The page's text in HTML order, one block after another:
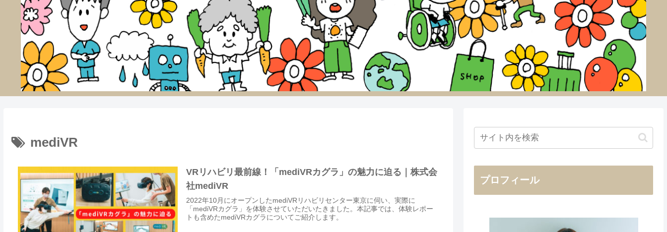
mediVR
VRリハビリ最前線！「mediVRカグラ」の魅力に迫る｜株式会
社mediVR
2022年10月にオープンしたmediVRリハビリセンター東京に伺い、実際に
「mediVRカグラ」を体験させていただいたきました。本記事では、体験レポー
トも含めたmediVRカグラについてご紹介します。
プロフィール